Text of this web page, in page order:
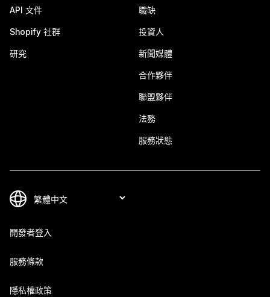
API 文件
Shopify 社群
研究
職缺
投資人
新聞媒體
合作夥伴
聯盟夥伴
法務
服務狀態
開發者登入
服務條款
隱私權政策